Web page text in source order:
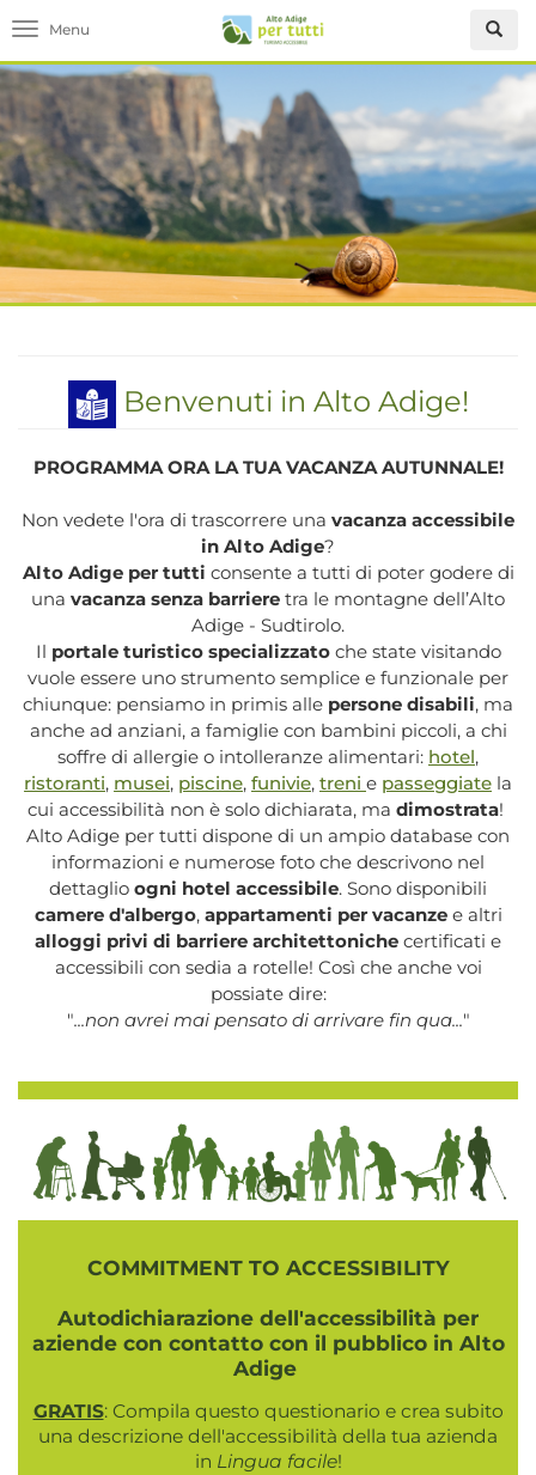
Toggle navigation
Benvenuti in Alto Adige!
PROGRAMMA ORA LA TUA VACANZA AUTUNNALE!
Non vedete l'ora di trascorrere una vacanza accessibile
in Alto Adige?
Alto Adige per tutti consente a tutti di poter godere di
una vacanza senza barriere tra le montagne dell’Alto
Adige - Sudtirolo.
Il portale turistico specializzatoche state visitando
vuole essere uno strumento semplice e funzionale per
chiunque: pensiamo in primis alle persone disabili, ma
anche ad anziani, a famiglie con bambini piccoli, a chi
soffre di allergie o intolleranze alimentari: hotel,
ristoranti, musei, piscine, funivie, treni e passeggiate la
cui accessibilità non è solo dichiarata, ma dimostrata!
Alto Adige per tutti dispone di un ampio database con
informazioni e numerose foto che descrivono nel
dettaglio ogni hotel accessibile. Sono disponibili
camere d'albergo, appartamenti per vacanzee altri
alloggi privi di barriere architettoniche certificati e
accessibili con sedia a rotelle! Così che anche voi
possiate dire:
"...non avrei mai pensato di arrivare fin qua..."
COMMITMENT TO ACCESSIBILITY
Autodichiarazione dell'accessibilità per
aziende con contatto con il pubblico in Alto
Adige
GRATIS: Compila questo questionario e crea subito
una descrizione dell'accessibilità della tua azienda
in Lingua facile!